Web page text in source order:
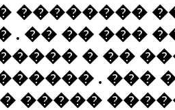
��������
. �� �� ���
� ��
. ���
�����